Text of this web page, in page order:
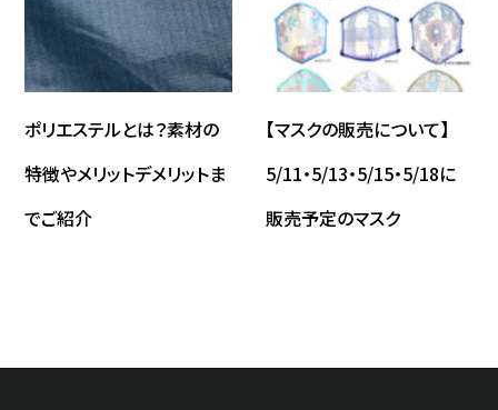
ポリエステルとは？素材の
特徴やメリットデメリットま
でご紹介
【マスクの販売について】
5/11・5/13・5/15・5/18に
販売予定のマスク